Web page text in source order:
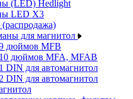
(LED) Hedlight
LED X3
для магнитол
дюймов MFB
дюймов MFA, MFAB
DIN для автомагнитол
DIN для автомагнитол